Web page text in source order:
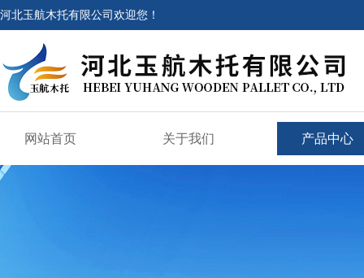
河北玉航木托有限公司欢迎您！
网站首页 关于我们 产品中心